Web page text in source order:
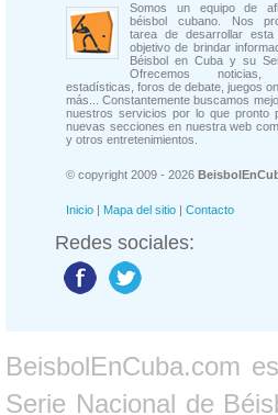
Somos un equipo de
béisbol cubano. Nos
tarea de desarrollar
objetivo de brindar
Béisbol en Cuba y su
Ofrecemos noticias,
estadísticas, foros de debate, juegos
más... Constantemente buscamos
nuestros servicios por lo que pronto
nuevas secciones en nuestra web
y otros entretenimientos.
© copyright 2009 - 2026
Inicio | Mapa del sitio | Contacto
Redes sociales:
BeisbolEnCuba.com
Serie Nacional de